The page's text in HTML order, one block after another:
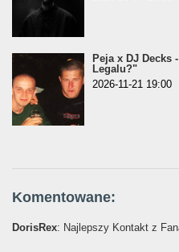
Peja x DJ Decks
Legalu?"
2026-11-21 19:00
Komentowane:
DorisRex: Najlepszy Kontakt z